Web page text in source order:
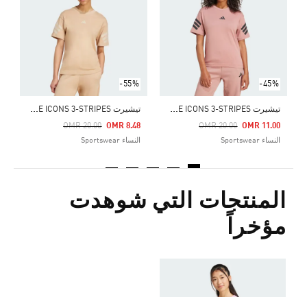
-45%
ت
يشيرت FUTURE ICONS 3-STRIPES
Price Reduced From
OMR 20.00
To OMR 11.00
النساء Sportswear
-55%
ت
يشيرت FUTURE ICONS 3-STRIPES
Price Reduced From
OMR 20.00
To OMR 8.48
النساء Sportswear
Price Reduced From
المنتجات التي شوهدت
مؤخراً